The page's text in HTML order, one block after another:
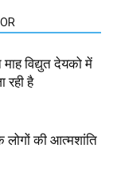
माह विद्युत देयको में
रही है
लोगों की आत्मशांति